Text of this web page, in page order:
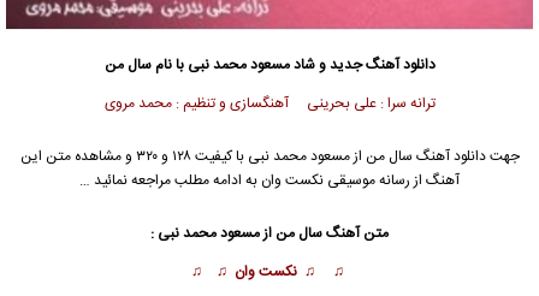
دانلود آهنگ جدیدو شاد مسعود محمد نبی با نام سال من
ترانه سرا : علی بحرینی آهنگسازی و تنظیم : محمد مروی
جهت دانلود آهنگ سال من ازمسعود محمد نبی
با کیفیت ۱۲۸ و ۳۲۰ و مشاهده متن این
آهنگ از رسانه موسیقی نکست وان به ادامه مطلب مراجعه نمائید …
متن آهنگ سال من از مسعود محمد نبی :
♫ ♫ نکست وان ♫ ♫